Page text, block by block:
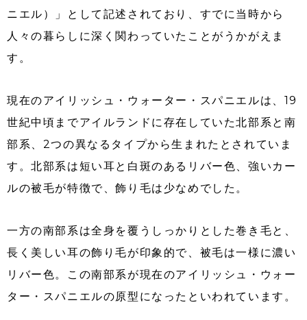
ニエル）」として記述されており、すでに当時から
人々の暮らしに深く関わっていたことがうかがえま
す。
現在のアイリッシュ・ウォーター・スパニエルは、19
世紀中頃までアイルランドに存在していた北部系と南
部系、2つの異なるタイプから生まれたとされていま
す。北部系は短い耳と白斑のあるリバー色、強いカー
ルの被毛が特徴で、飾り毛は少なめでした。
一方の南部系は全身を覆うしっかりとした巻き毛と、
長く美しい耳の飾り毛が印象的で、被毛は一様に濃い
リバー色。この南部系が現在のアイリッシュ・ウォー
ター・スパニエルの原型になったといわれています。